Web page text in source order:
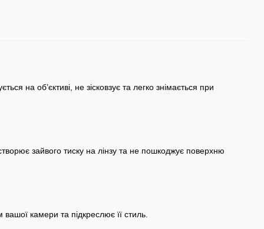
на об’єктиві, не зісковзує та легко знімається при
зайвого тиску на лінзу та не пошкоджує поверхню
камери та підкреслює її стиль.